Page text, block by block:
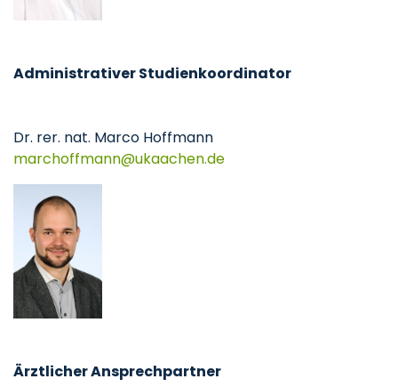
Administrativer Studienkoordinator
Dr. rer. nat. Marco Hoffmann
marchoffmann
ukaachende
Ärztlicher Ansprechpartner